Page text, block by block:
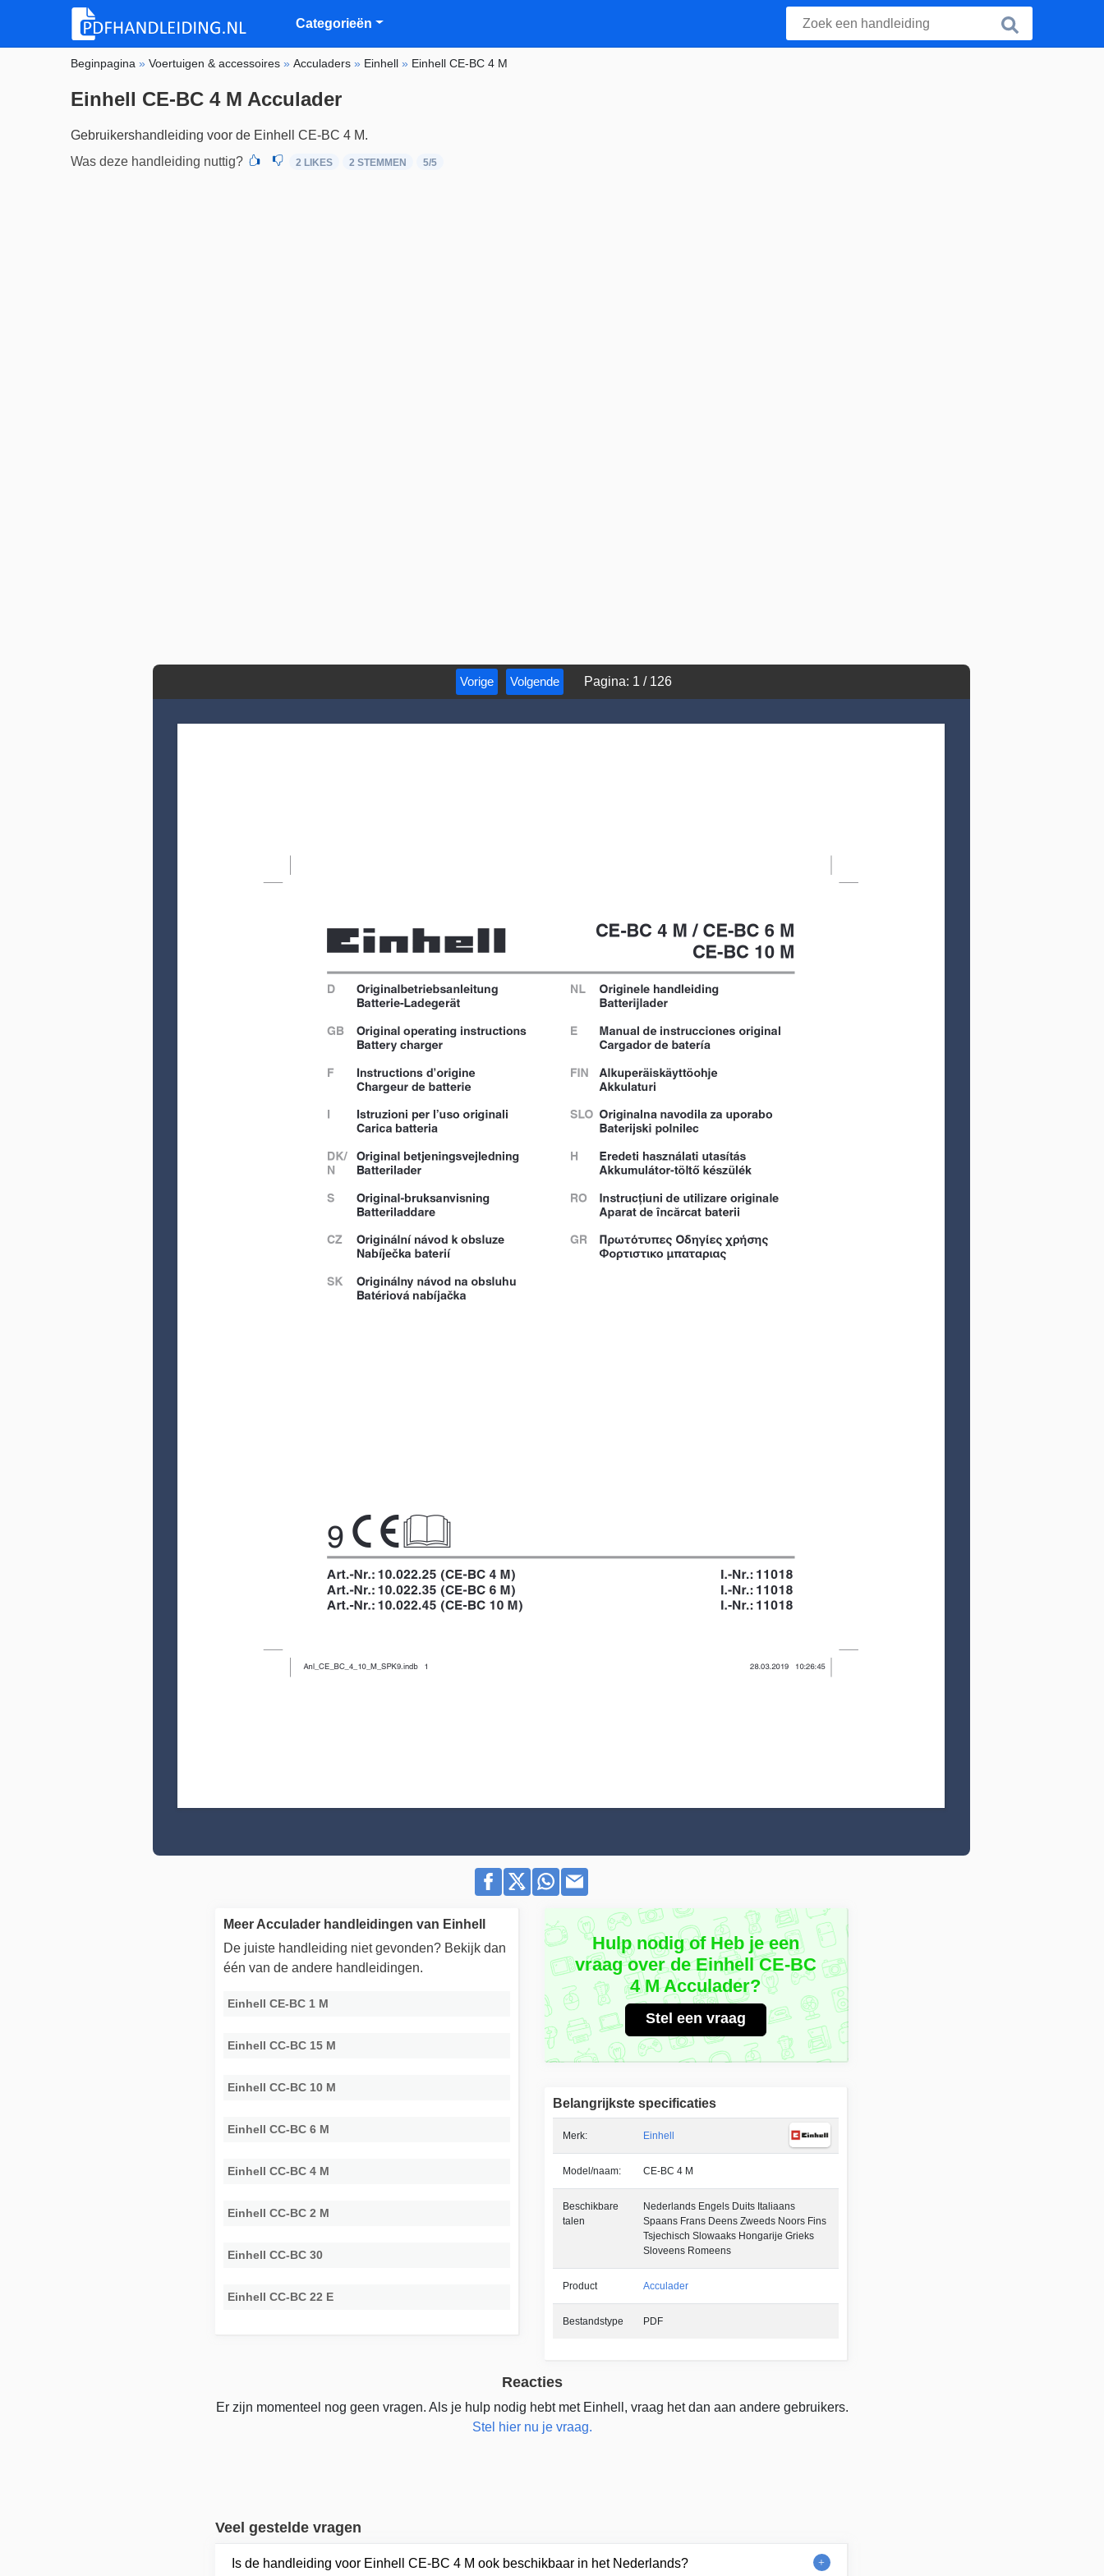
Categorieën
Beginpagina »Voertuigen & accessoires »Acculaders » Einhell » Einhell CE-BC 4 M
Einhell CE-BC 4 M Acculader
Gebruikershandleiding voor de Einhell CE-BC 4 M.
Was deze handleiding nuttig?
2 LIKES 2 STEMMEN 5/5
Vorige Volgende Pagina: 1 / 126
Hulp nodig of Heb je een
vraag over de Einhell CE-BC
4 M Acculader?
Stel een vraag
Belangrijkste specificaties
Merk: Einhell
Model/naam: CE-BC 4 M
Beschikbare
talen
Nederlands Engels Duits Italiaans
Spaans Frans Deens Zweeds Noors Fins
Tsjechisch Slowaaks Hongarije Grieks
Sloveens Romeens
Product Acculader
Bestandstype PDF
Meer Acculader handleidingen van Einhell
De juiste handleiding niet gevonden? Bekijk dan
één van de andere handleidingen.
Einhell CE-BC 1 M
Einhell CC-BC 15 M
Einhell CC-BC 10 M
Einhell CC-BC 6 M
Einhell CC-BC 4 M
Einhell CC-BC 2 M
Einhell CC-BC 30
Einhell CC-BC 22 E
Reacties
Er zijn momenteel nog geen vragen. Als je hulp nodig hebt met Einhell, vraag het dan aan andere gebruikers.
Stel hier nu je vraag.
Veel gestelde vragen
Is de handleiding voor Einhell CE-BC 4 M ook beschikbaar in het Nederlands?